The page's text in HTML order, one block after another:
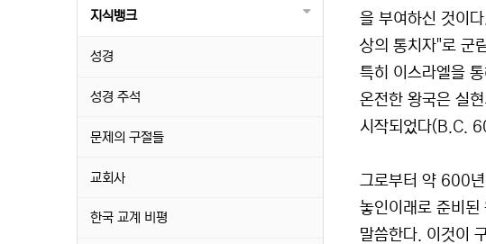
을 부여하신 것이
상의 통치자"로 군
특히 이스라엘을
온전한 왕국은 실
시작되었다(B.C.
그로부터 약 600
놓인이래로 준비
말씀한다. 이것이
지식뱅크
성경
성경 주석
문제의 구절들
교회사
한국 교계 비평